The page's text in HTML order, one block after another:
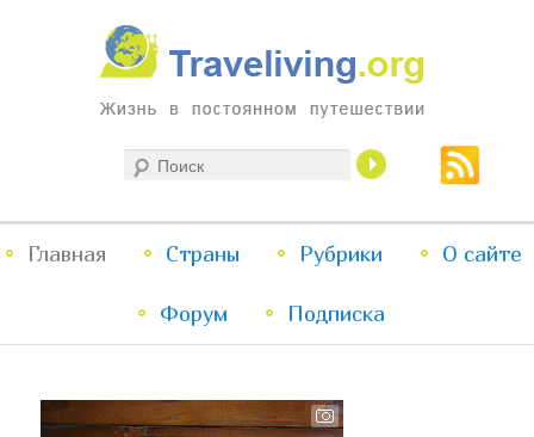
Traveliving
Жизнь в постоянном путешествии
меню
Перейти
к
Перейти
к
Главная Страны Рубрики О сайте
Форум Подписка